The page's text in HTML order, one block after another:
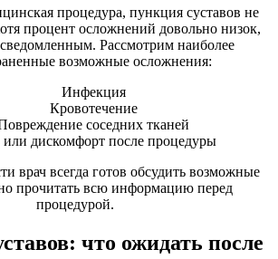
процедура, пункция суставов не
процент осложнений довольно низок,
Рассмотрим наиболее
возможные осложнения:
Инфекция
Кровотечение
соседних тканей
или дискомфорт после процедуры
врач всегда готов обсудить возможные
прочитать всю информацию перед
процедурой.
что ожидать после